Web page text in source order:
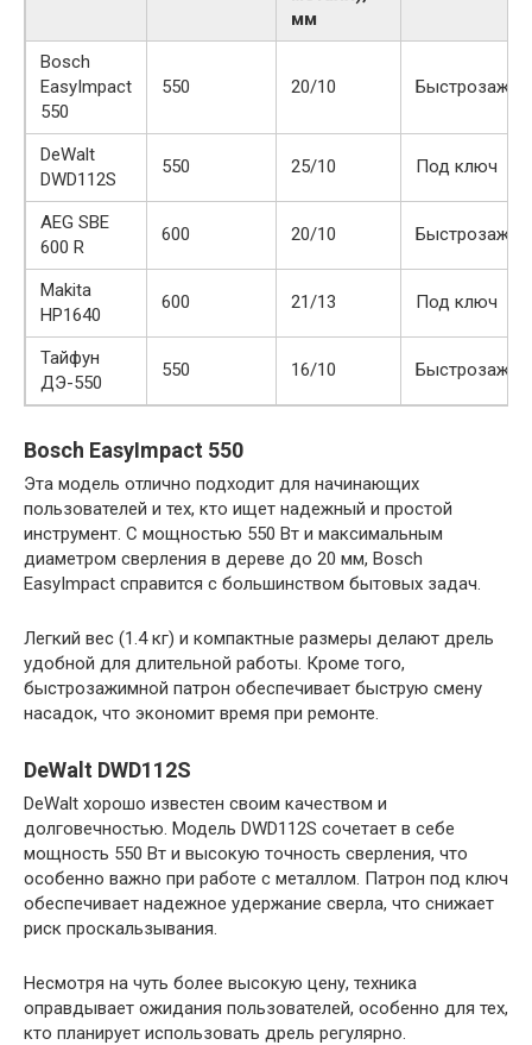
мм
Bosch
EasyImpact
550
550 20/10
DeWalt
DWD112S
550 25/10 Под ключ
AEG SBE
600 R
600 20/10
Makita
HP1640
600 21/13 Под ключ
Тайфун
ДЭ-550
550 16/10
Bosch EasyImpact 550
Эта модель отлично подходит для начинающих
пользователей и тех, кто ищет надежный и простой
инструмент. С мощностью 550 Вт и максимальным
диаметром сверления в дереве до 20 мм, Bosch
EasyImpact справится с большинством бытовых задач.
Легкий вес (1.4 кг) и компактные размеры делают дрель
удобной для длительной работы. Кроме того,
быстрозажимной патрон обеспечивает быструю смену
насадок, что экономит время при ремонте.
DeWalt DWD112S
DeWalt хорошо известен своим качеством и
долговечностью. Модель DWD112S сочетает в себе
мощность 550 Вт и высокую точность сверления, что
особенно важно при работе с металлом. Патрон под ключ
обеспечивает надежное удержание сверла, что снижает
риск проскальзывания.
Несмотря на чуть более высокую цену, техника
оправдывает ожидания пользователей, особенно для тех,
кто планирует использовать дрель регулярно.